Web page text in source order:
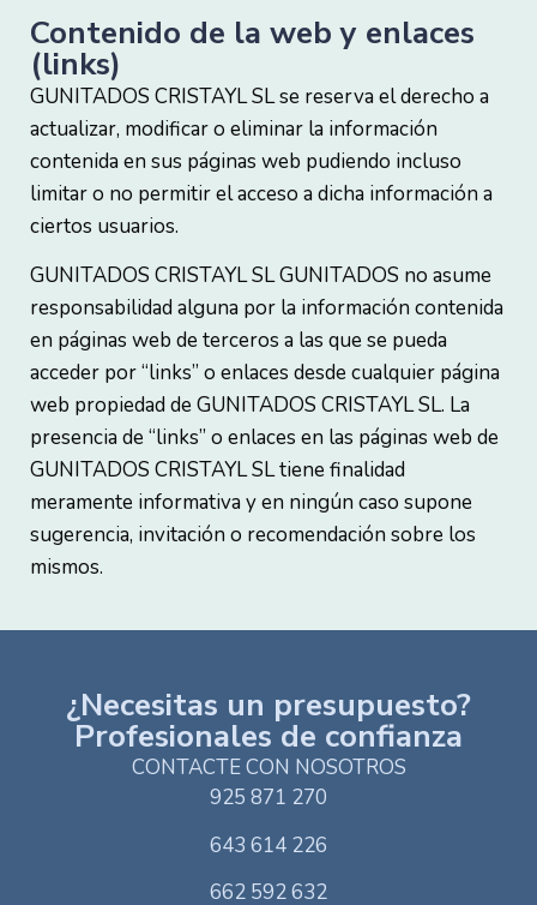
Contenido de la web y enlaces
(links)
GUNITADOS CRISTAYL SL se reserva el derecho a
actualizar, modificar o eliminar la información
contenida en sus páginas web pudiendo incluso
limitar o no permitir el acceso a dicha información a
ciertos usuarios.
GUNITADOS CRISTAYL SL GUNITADOS no asume
responsabilidad alguna por la información contenida
en páginas web de terceros a las que se pueda
acceder por “links” o enlaces desde cualquier página
web propiedad de GUNITADOS CRISTAYL SL. La
presencia de “links” o enlaces en las páginas web de
GUNITADOS CRISTAYL SL tiene finalidad
meramente informativa y en ningún caso supone
sugerencia, invitación o recomendación sobre los
mismos.
¿Necesitas un presupuesto?
Profesionales de confianza
CONTACTE CON NOSOTROS
925 871 270
643 614 226
662 592 632